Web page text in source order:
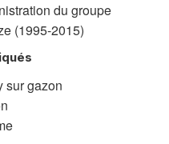
du groupe
(1995-2015)
sur gazon